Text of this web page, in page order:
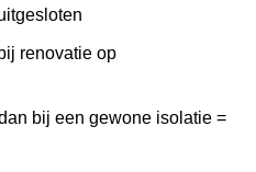
renovatie op
bij een gewone isolatie =